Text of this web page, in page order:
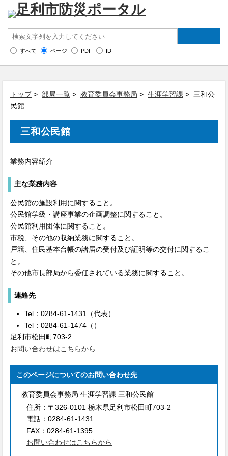
すべて ページ PDF ID
トップ> 部局一覧 > 教育委員会事務局 > 生涯学習課 > 三和公
民館
三和公民館
業務内容紹介
主な業務内容
公民館の施設利用に関すること。
公民館学級・講座事業の企画調整に関すること。
公民館利用団体に関すること。
市税、その他の収納業務に関すること。
戸籍、住民基本台帳の諸届の受付及び証明等の交付に関するこ
と。
その他市長部局から委任されている業務に関すること。
連絡先
Tel：0284-61-1431（代表）
Tel：0284-61-1474（）
足利市松田町703‐2
お問い合わせはこちらから
このページについてのお問い合わせ先
教育委員会事務局 生涯学習課 三和公民館
住所： 〒326-0101 栃木県足利市松田町703‐2
電話： 0284-61-1431
FAX： 0284-61-1395
お問い合わせはこちらから